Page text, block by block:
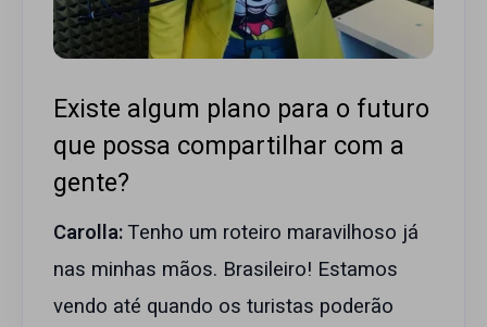
Existe algum plano para o futuro
que possa compartilhar com a
gente?
Carolla:Tenho um roteiro maravilhoso já
nas minhas mãos. Brasileiro! Estamos
vendo até quando os turistas poderão